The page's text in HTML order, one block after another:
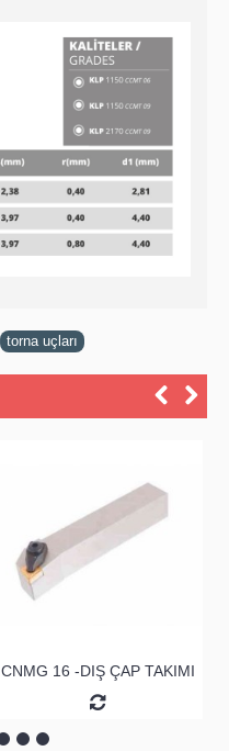
torna uçları
CNMG 16 -DIŞ ÇAP TAKIMI